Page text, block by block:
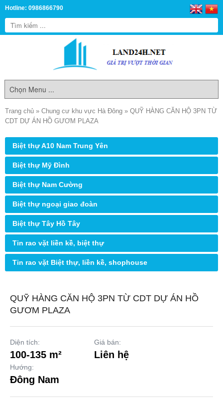
Hotline: 0986866790
Trang chủ » Chung cư khu vực Hà Đông » QUỸ HÀNG CĂN HỘ 3PN TỪ
CDT DỰ ÁN HỒ GƯƠM PLAZA
Biệt thự A10 Nam Trung Yên
Biệt thự Mỹ Đình
Biệt thự Nam Cường
Biệt thự ngoại giao đoàn
Biệt thự Tây Hồ Tây
Tin rao vặt liền kề, biệt thự
Tin rao vặt Biệt thự, liền kề, shophouse
QUỸ HÀNG CĂN HỘ 3PN TỪ CDT DỰ ÁN HỒ
GƯƠM PLAZA
Diện tích:
100-135 m²
Giá bán:
Liên hệ
Hướng:
Đông Nam